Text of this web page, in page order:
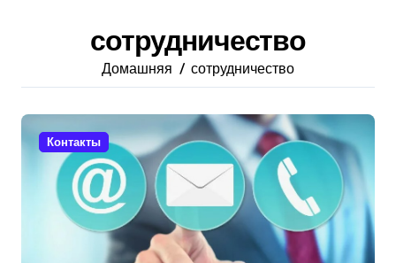
сотрудничество
Домашняя сотрудничество
Контакты